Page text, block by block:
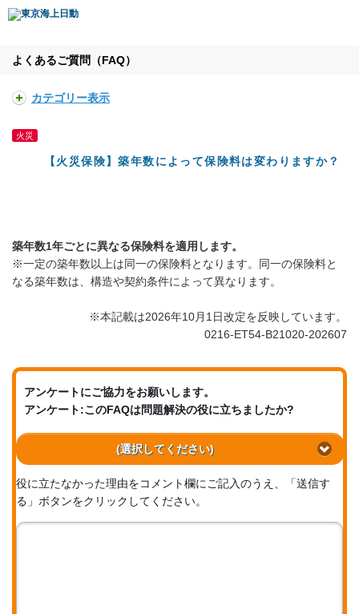
よくあるご質問（FAQ）
カテゴリー表示
火災
【火災保険】築年数によって保険料は変わりますか？
築年数1年ごとに異なる保険料を適用します。
※一定の築年数以上は同一の保険料となります。同一の保険料と
なる築年数は、構造や契約条件によって異なります。
※本記載は2026年10月1日改定を反映しています。
0216-ET54-B21020-202607
アンケートにご協力をお願いします。
アンケート:このFAQは問題解決の役に立ちましたか?
(選択してください)
役に立たなかった理由をコメント欄にご記入のうえ、「送信す
る」ボタンをクリックしてください。